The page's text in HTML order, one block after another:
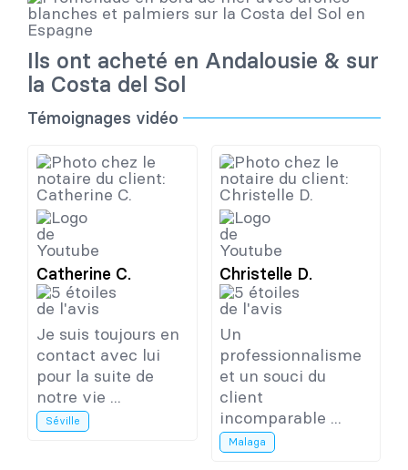
Ils ont acheté en Andalousie & sur
la Costa del Sol
Témoignages vidéo
Catherine C.
Je suis toujours en
contact avec lui
pour la suite de
notre vie ...
Séville
Christelle D.
Un
professionnalisme
et un souci du
client
incomparable ...
Malaga